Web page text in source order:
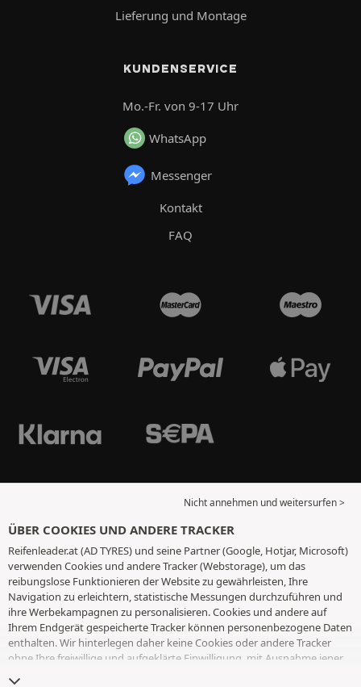
Lieferung und Montage
KUNDENSERVICE
Mo.-Fr. von 9-17 Uhr
WhatsApp
Messenger
Kontakt
FAQ
Nicht annehmen und weitersurfen >
ÜBER COOKIES UND ANDERE TRACKER
Reifenleader.at (AD TYRES) und seine Partner (Google, Hotjar, Microsoft)
verwenden Cookies und andere Tracker (Webstorage), um das
reibungslose Funktionieren der Website zu gewährleisten, Ihre
Navigation zu erleichtern, statistische Messungen durchzuführen und
ihre Werbekampagnen zu personalisieren. Cookies und andere auf
Ihrem Endgerät gespeicherte Tracker können personenbezogene Daten
enthalten. Wir hinterlegen daher keine Cookies oder andere Tracker
ohne Ihre freiwillige und aufgeklärte Einwilligung, mit Ausnahme jener,